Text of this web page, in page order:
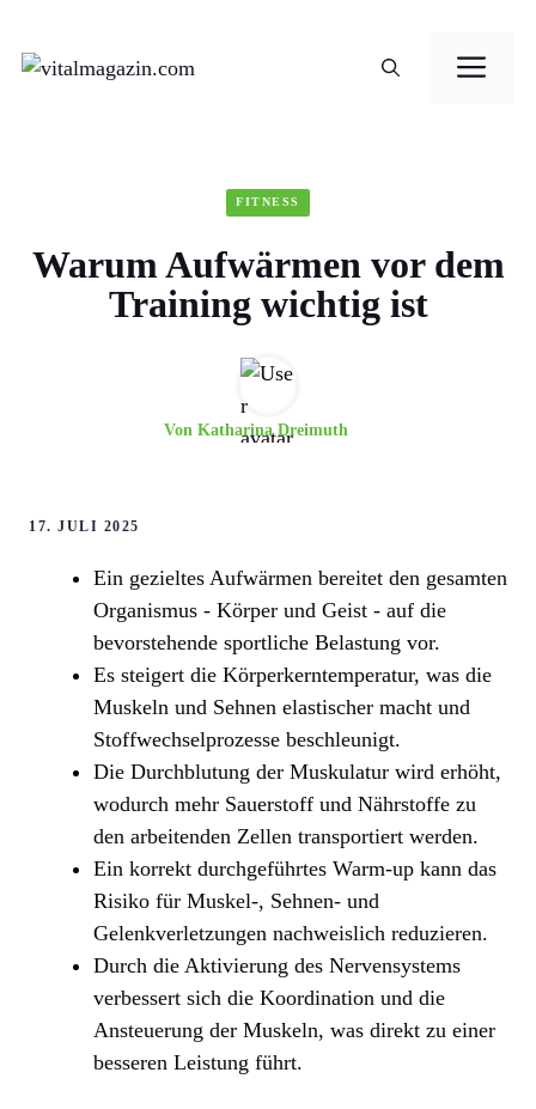
Zum
Inhalt
FITNESS
Warum Aufwärmen vor dem
Training wichtig ist
Von Katharina Dreimuth
17. JULI 2025
Ein gezieltes Aufwärmen bereitet den gesamten
Organismus - Körper und Geist - auf die
bevorstehende sportliche Belastung vor.
Es steigert die Körperkerntemperatur, was die
Muskeln und Sehnen elastischer macht und
Stoffwechselprozesse beschleunigt.
Die Durchblutung der Muskulatur wird erhöht,
wodurch mehr Sauerstoff und Nährstoffe zu
den arbeitenden Zellen transportiert werden.
Ein korrekt durchgeführtes Warm-up kann das
Risiko für Muskel-, Sehnen- und
Gelenkverletzungen nachweislich reduzieren.
Durch die Aktivierung des Nervensystems
verbessert sich die Koordination und die
Ansteuerung der Muskeln, was direkt zu einer
besseren Leistung führt.